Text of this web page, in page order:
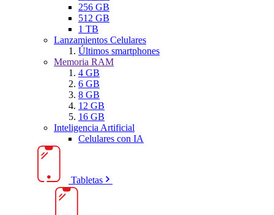
256 GB
512 GB
1 TB
Lanzamientos Celulares
Últimos smartphones
Memoria RAM
4 GB
6 GB
8 GB
12 GB
16 GB
Inteligencia Artificial
Celulares con IA
Tabletas